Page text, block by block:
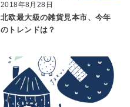
2018年8月28日
北欧最大級の雑貨見本市、今年
のトレンドは？